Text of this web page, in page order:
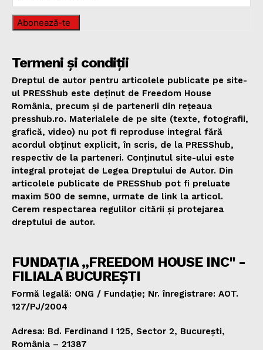
Abonează-te
Termeni și condiții
Dreptul de autor pentru articolele publicate pe site-
ul PRESShub este deținut de Freedom House
România, precum și de partenerii din rețeaua
presshub.ro. Materialele de pe site (texte, fotografii,
grafică, video) nu pot fi reproduse integral fără
acordul obținut explicit, în scris, de la PRESShub,
respectiv de la parteneri. Conținutul site-ului este
integral protejat de Legea Dreptului de Autor. Din
articolele publicate de PRESShub pot fi preluate
maxim 500 de semne, urmate de link la articol.
Cerem respectarea regulilor citării și protejarea
dreptului de autor.
FUNDAȚIA „FREEDOM HOUSE INC" -
FILIALA BUCUREȘTI
Formă legală: ONG / Fundație; Nr. înregistrare: AOT.
127/PJ/2004
Adresa: Bd. Ferdinand I 125, Sector 2, București,
România – 21387